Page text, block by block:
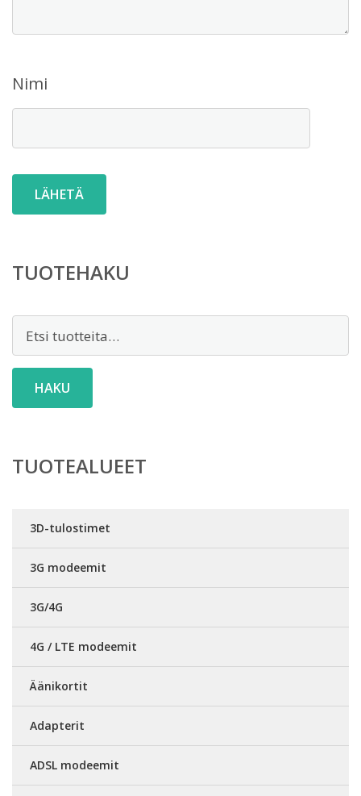
Nimi
TUOTEHAKU
HAKU
TUOTEALUEET
3D-tulostimet
3G modeemit
3G/4G
4G / LTE modeemit
Äänikortit
Adapterit
ADSL modeemit